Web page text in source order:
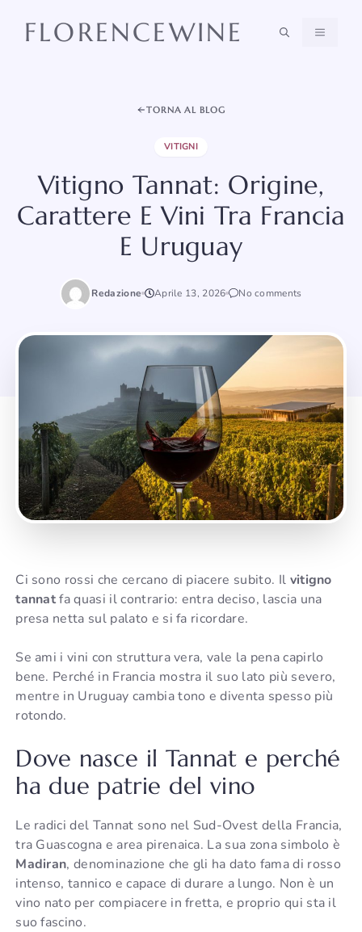
FLORENCEWINE MENU
TORNA AL BLOG
VITIGNI
Vitigno Tannat: Origine,
Carattere E Vini Tra Francia
E Uruguay
Redazione Aprile 13, 2026 No comments
Ci sono rossi che cercano di piacere subito. Il vitigno
tannatfa quasi il contrario: entra deciso, lascia una
presa netta sul palato e si fa ricordare.
Se ami i vini con struttura vera, vale la pena capirlo
bene. Perché in Francia mostra il suo lato più severo,
mentre in Uruguay cambia tono e diventa spesso più
rotondo.
Dove nasce il Tannat e perché
ha due patrie del vino
Le radici del Tannat sono nel Sud-Ovest della Francia,
tra Guascogna e area pirenaica. La sua zona simbolo è
Madiran, denominazione che gli ha dato fama di rosso
intenso, tannico e capace di durare a lungo. Non è un
vino nato per compiacere in fretta, e proprio qui sta il
suo fascino.